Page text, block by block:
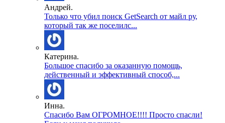
Андрей.
Только что убил поиск GetSearch от майл ру,
который так же поселилс...
Катерина.
Большое спасибо за оказанную помощь,
действенный и эффективный способ,...
Инна.
Спасибо Вам ОГРОМНОЕ!!!! Просто спасли!